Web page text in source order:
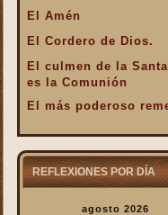
El Amén
El Cordero de Dios.
El culmen de la
es la Comunión
El más poderoso
El Pan de la Palabra
El Pan nuestro de
REFLEXIONES POR DÍA
agosto 2026